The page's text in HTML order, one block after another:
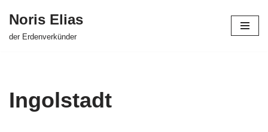
Zum
Noris Elias
der Erdenverkünder
Ingolstadt